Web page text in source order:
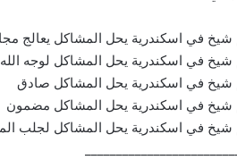
شيخ في اسكندرية يحل المشاكل يعالج
شيخ في اسكندرية يحل المشاكل لوجه الله
شيخ في اسكندرية يحل المشاكل صادق
شيخ في اسكندرية يحل المشاكل مضمون
شيخ في اسكندرية يحل المشاكل لجلب